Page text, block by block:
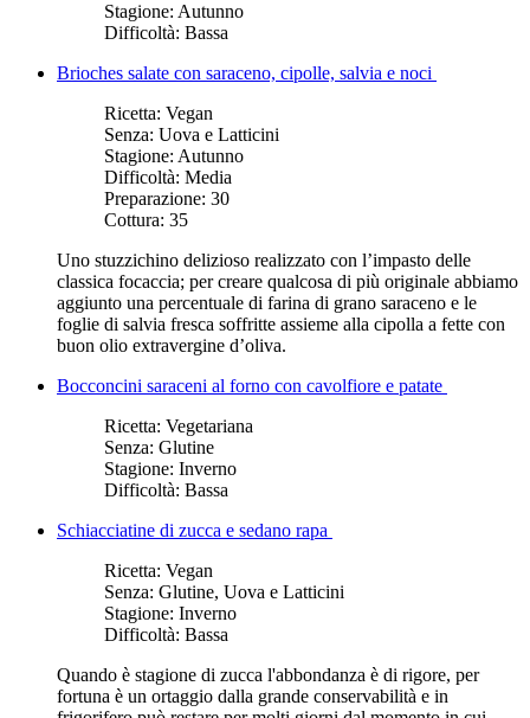
Stagione: Autunno
Difficoltà: Bassa
Brioches salate con saraceno, cipolle, salvia e noci
Ricetta: Vegan
Senza: Uova e Latticini
Stagione: Autunno
Difficoltà: Media
Preparazione: 30
Cottura: 35
Uno stuzzichino delizioso realizzato con l’impasto delle
classica focaccia; per creare qualcosa di più originale abbiamo
aggiunto una percentuale di farina di grano saraceno e le
foglie di salvia fresca soffritte assieme alla cipolla a fette con
buon olio extravergine d’oliva.
Bocconcini saraceni al forno con cavolfiore e patate
Ricetta: Vegetariana
Senza: Glutine
Stagione: Inverno
Difficoltà: Bassa
Schiacciatine di zucca e sedano rapa
Ricetta: Vegan
Senza: Glutine, Uova e Latticini
Stagione: Inverno
Difficoltà: Bassa
Quando è stagione di zucca l'abbondanza è di rigore, per
fortuna è un ortaggio dalla grande conservabilità e in